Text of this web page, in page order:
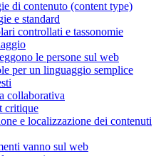
di contenuto (content type)
e standard
controllati e tassonomie
le persone sul web
per un linguaggio semplice
collaborativa
critique
e localizzazione dei contenuti
vanno sul web